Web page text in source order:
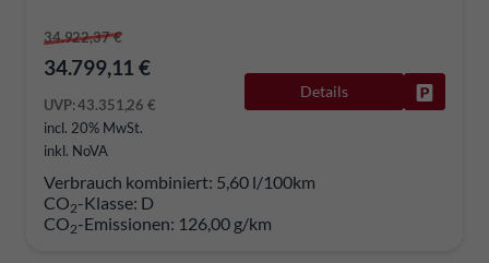
34.922,37 €
34.799,11 €
UVP:43.351,26 €
incl. 20% MwSt.
inkl. NoVA
Details
Verbrauch kombiniert: 5,60 l/100km
CO2-Klasse: D
CO2-Emissionen: 126,00 g/km